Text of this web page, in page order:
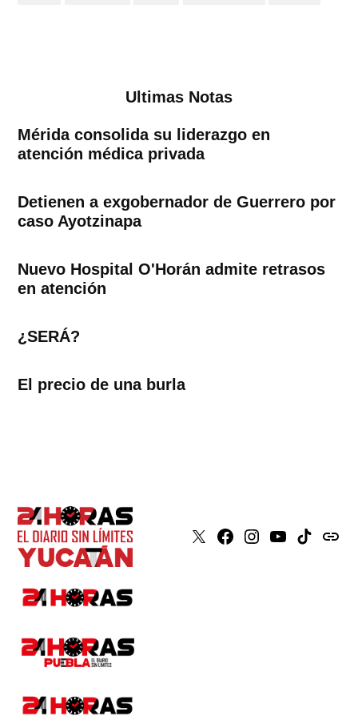
Ultimas Notas
Mérida consolida su liderazgo en
atención médica privada
Detienen a exgobernador de Guerrero por
caso Ayotzinapa
Nuevo Hospital O'Horán admite retrasos
en atención
¿SERÁ?
El precio de una burla
X Faceboook
Instagram
YoutubeTiktokissuu